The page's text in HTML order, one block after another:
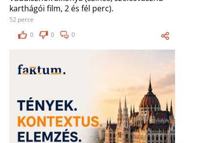
karthágói film, 2 és fél perc).
52 perce
0
0 0